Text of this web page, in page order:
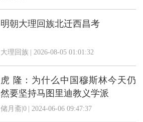
明朝大理回族北迁西昌考
大理回族 | 2026-08-05 01:01:32
虎 隆：为什么中国穆斯林今天仍
然要坚持马图里迪教义学派
储月斋|0 | 2024-06-06 09:47:37